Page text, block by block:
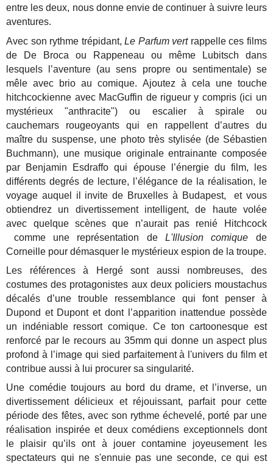
entre les deux, nous donne envie de continuer à suivre leurs
aventures.
Avec son rythme trépidant,Le Parfum vertrappelle ces films
de De Broca ou Rappeneau ou même Lubitsch dans
lesquels l’aventure (au sens propre ou sentimentale) se
mêle avec brio au comique. Ajoutez à cela une touche
hitchcockienne avec MacGuffin de rigueur y compris (ici un
mystérieux "anthracite") ou escalier à spirale ou
cauchemars rougeoyants qui en rappellent d’autres du
maître du suspense, une photo très stylisée (de Sébastien
Buchmann), une musique originale entrainante composée
par Benjamin Esdraffo qui épouse l’énergie du film, les
différents degrés de lecture, l’élégance de la réalisation, le
voyage auquel il invite de Bruxelles à Budapest, et vous
obtiendrez un divertissement intelligent, de haute volée
avec quelque scènes que n’aurait pas renié Hitchcock
comme une représentation deL'Illusion comique de
Corneille pour démasquer le mystérieux espion de la troupe.
Les références à Hergé sont aussi nombreuses, des
costumes des protagonistes aux deux policiers moustachus
décalés d’une trouble ressemblance qui font penser à
Dupond et Dupont et dont l’apparition inattendue possède
un indéniable ressort comique. Ce ton cartoonesque est
renforcé par le recours au 35mm qui donne un aspect plus
profond à l’image qui sied parfaitement à l'univers du film et
contribue aussi à lui procurer sa singularité.
Une comédie toujours au bord du drame, et l’inverse, un
divertissement délicieux et réjouissant, parfait pour cette
période des fêtes, avec son rythme échevelé, porté par une
réalisation inspirée et deux comédiens exceptionnels dont
le plaisir qu’ils ont à jouer contamine joyeusement les
spectateurs qui ne s'ennuie pas une seconde, ce qui est